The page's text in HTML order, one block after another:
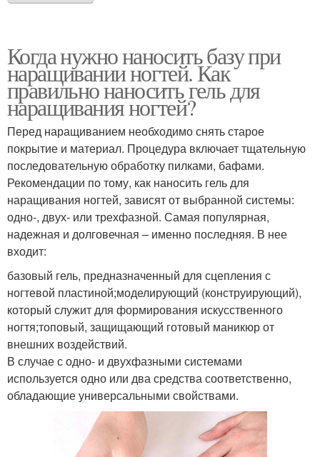
Когда нужно наносить базу при
наращивании ногтей. Как
правильно наносить гель для
наращивания ногтей?
Перед наращиванием необходимо снять старое
покрытие и материал. Процедура включает тщательную
последовательную обработку пилками, бафами.
Рекомендации по тому, как наносить гель для
наращивания ногтей, зависят от выбранной системы:
одно-, двух- или трехфазной. Самая популярная,
надежная и долговечная – именно последняя. В нее
входит:
базовый гель, предназначенный для сцепления с
ногтевой пластиной;моделирующий (конструирующий),
который служит для формирования искусственного
ногтя;топовый, защищающий готовый маникюр от
внешних воздействий.
В случае с одно- и двухфазными системами
используется одно или два средства соответственно,
обладающие универсальными свойствами.